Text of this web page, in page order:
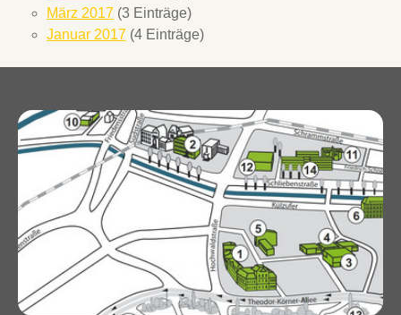
März 2017 (3 Einträge)
Januar 2017 (4 Einträge)